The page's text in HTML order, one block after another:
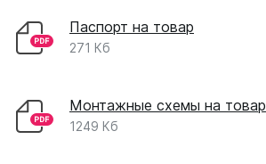
Паспорт на товар
271 Кб
Монтажные схемы на товар
1249 Кб